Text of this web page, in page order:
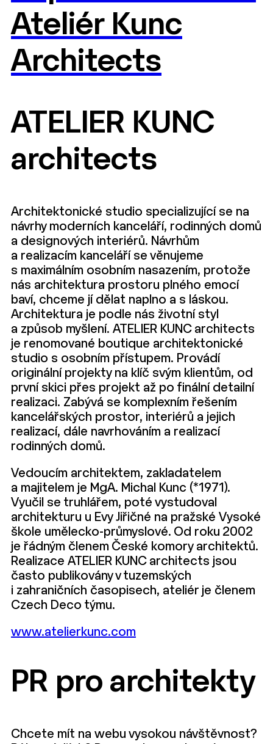
Ateliér Kunc
Architects
ATELIER KUNC
architects
Architektonické studio specializující se na
návrhy moderních kanceláří, rodinných domů
a designových interiérů. Návrhům
a realizacím kanceláří se věnujeme
s maximálním osobním nasazením, protože
nás architektura prostoru plného emocí
baví, chceme jí dělat naplno a s láskou.
Architektura je podle nás životní styl
a způsob myšlení. ATELIER KUNC architects
je renomované boutique architektonické
studio s osobním přístupem. Provádí
originální projekty na klíč svým klientům, od
první skici přes projekt až po finální detailní
realizaci. Zabývá se komplexním řešením
kancelářských prostor, interiérů a jejich
realizací, dále navrhováním a realizací
rodinných domů.
Vedoucím architektem, zakladatelem
a majitelem je MgA. Michal Kunc (*1971).
Vyučil se truhlářem, poté vystudoval
architekturu u Evy Jiřičné na pražské Vysoké
škole umělecko-průmyslové. Od roku 2002
je řádným členem České komory architektů.
Realizace ATELIER KUNC architects jsou
často publikovány v tuzemských
i zahraničních časopisech, ateliér je členem
Czech Deco týmu.
www.atelierkunc.com
PR pro architekty
Chcete mít na webu vysokou návštěvnost?